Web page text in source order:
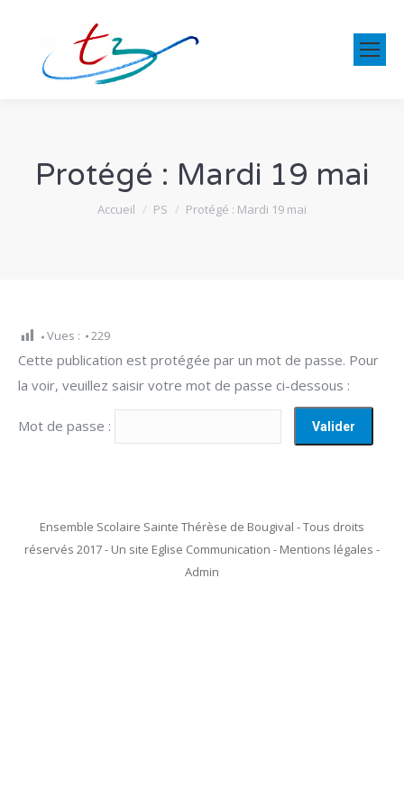
Protégé : Mardi 19 mai
Vous êtes ici :
Accueil PS Protégé : Mardi 19 mai
Vues : 229
Cette publication est protégée par un mot de passe. Pour
la voir, veuillez saisir votre mot de passe ci-dessous :
Mot de passe :
Ensemble Scolaire Sainte Thérèse de Bougival - Tous droits
réservés 2017 - Un site Eglise Communication - Mentions légales -
Admin